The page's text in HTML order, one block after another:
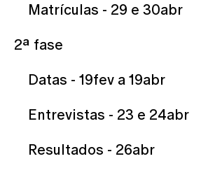
Matrículas - 29 e 30abr
2ª fase
Datas - 19fev a 19abr
Entrevistas - 23 e 24abr
Resultados - 26abr